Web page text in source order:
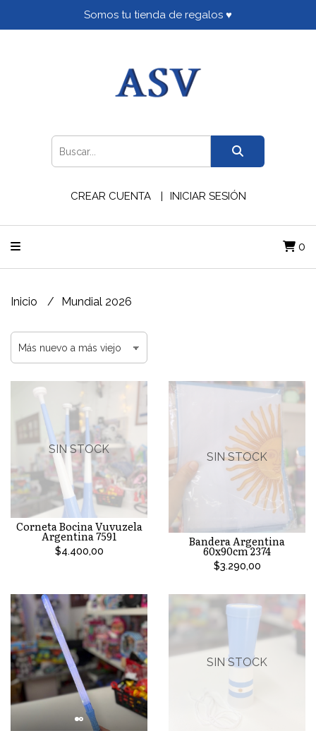
Somos tu tienda de regalos ♥
CREAR CUENTA INICIAR SESIÓN
0
Inicio Mundial 2026
SIN STOCK
Corneta Bocina Vuvuzela
Argentina 7591
$4.400,00
SIN STOCK
Bandera Argentina
60x90cm 2374
$3.290,00
SIN STOCK